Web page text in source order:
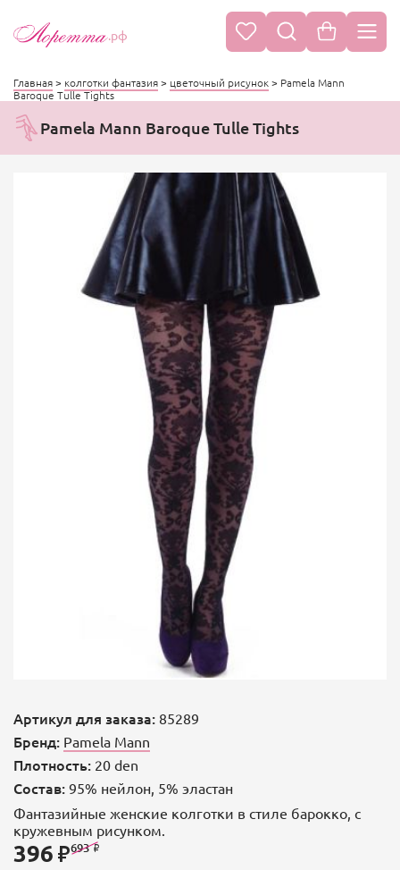
.рф
Главная> колготки фантазия> цветочный рисунок> Pamela Mann
Baroque Tulle Tights
Pamela Mann Baroque Tulle Tights
Артикул для заказа: 85289
Бренд: Pamela Mann
Плотность: 20 den
Состав: 95% нейлон, 5% эластан
Фантазийные женские колготки в стиле барокко, с
кружевным рисунком.
396 693